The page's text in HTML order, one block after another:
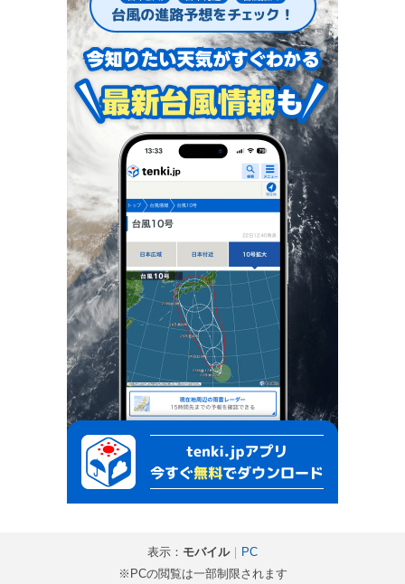
表示： モバイル｜
PC
※PCの閲覧は一部制限されます